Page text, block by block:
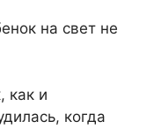
на свет не
как и
когда